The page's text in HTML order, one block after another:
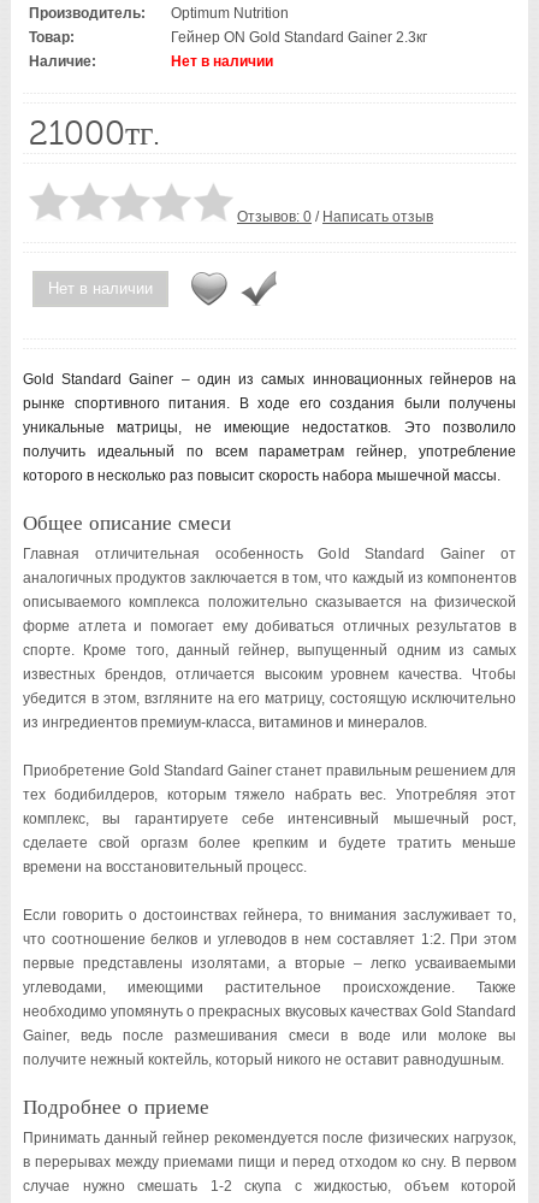
Производитель:
Optimum Nutrition
Товар:
Гейнер ON Gold Standard Gainer 2.3кг
Наличие:
Нет в наличии
21000тг.
Отзывов: 0 / Написать отзыв
Нет в наличии
Gold Standard Gainer – один из самых инновационных гейнеров на
рынке спортивного питания. В ходе его создания были получены
уникальные матрицы, не имеющие недостатков. Это позволило
получить идеальный по всем параметрам гейнер, употребление
которого в несколько раз повысит скорость набора мышечной массы.
Общее описание смеси
Главная отличительная особенность Gold Standard Gainer от
аналогичных продуктов заключается в том, что каждый из компонентов
описываемого комплекса положительно сказывается на физической
форме атлета и помогает ему добиваться отличных результатов в
спорте. Кроме того, данный гейнер, выпущенный одним из самых
известных брендов, отличается высоким уровнем качества. Чтобы
убедится в этом, взгляните на его матрицу, состоящую исключительно
из ингредиентов премиум-класса, витаминов и минералов.
Приобретение Gold Standard Gainer станет правильным решением для
тех бодибилдеров, которым тяжело набрать вес. Употребляя этот
комплекс, вы гарантируете себе интенсивный мышечный рост,
сделаете свой оргазм более крепким и будете тратить меньше
времени на восстановительный процесс.
Если говорить о достоинствах гейнера, то внимания заслуживает то,
что соотношение белков и углеводов в нем составляет 1:2. При этом
первые представлены изолятами, а вторые – легко усваиваемыми
углеводами, имеющими растительное происхождение. Также
необходимо упомянуть о прекрасных вкусовых качествах Gold Standard
Gainer, ведь после размешивания смеси в воде или молоке вы
получите нежный коктейль, который никого не оставит равнодушным.
Подробнее о приеме
Принимать данный гейнер рекомендуется после физических нагрузок,
в перерывах между приемами пищи и перед отходом ко сну. В первом
случае нужно смешать 1-2 скупа с жидкостью, объем которой